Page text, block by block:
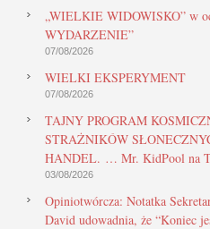
„WIELKIE WIDOWISKO” w
WYDARZENIE”
07/08/2026
WIELKI EKSPERYMENT
07/08/2026
TAJNY PROGRAM
STRAŻNIKÓW
HANDEL. … Mr. KidPool na
03/08/2026
Opiniotwórcza: Notatka
David udowadnia, że “Koniec